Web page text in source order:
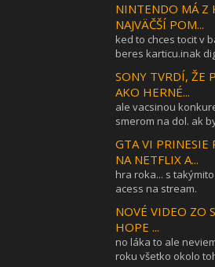
NINTENDO MÁ Z
NAJVÄČŠÍ POM...
ked to chces tocit v
beres karticu.inak
SONY TVRDÍ, ŽE
AKO HERNÉ...
ale vacsinou
smerom na dol. ak
GTA VI PRINESIE
NA NETFLIX A...
hra roka... s
acess na stream.
NOVÉ VIDEO ZO
HOPE ...
no láka to ale
roku všetko okolo